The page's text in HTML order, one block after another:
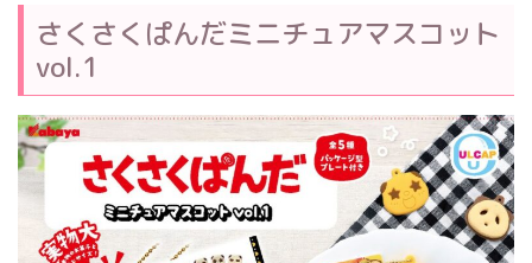
さくさくぱんだミニチュアマスコット
vol.1